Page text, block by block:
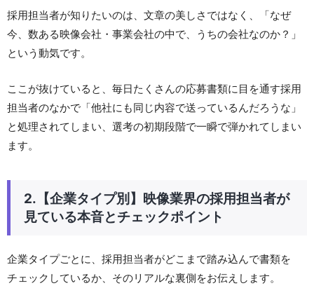
採用担当者が知りたいのは、文章の美しさではなく、「なぜ
今、数ある映像会社・事業会社の中で、うちの会社なのか？」
という動気です。
ここが抜けていると、毎日たくさんの応募書類に目を通す採用
担当者のなかで「他社にも同じ内容で送っているんだろうな」
と処理されてしまい、選考の初期段階で一瞬で弾かれてしまい
ます。
2.【企業タイプ別】映像業界の採用担当者が
見ている本音とチェックポイント
企業タイプごとに、採用担当者がどこまで踏み込んで書類を
チェックしているか、そのリアルな裏側をお伝えします。